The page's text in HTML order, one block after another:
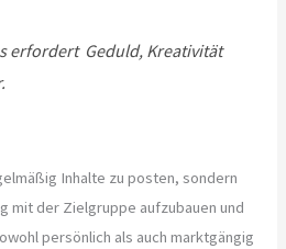
erfordert Geduld, Kreativität
Inhalte zu posten, sondern
mit der Zielgruppe aufzubauen und
persönlich als auch marktgängig